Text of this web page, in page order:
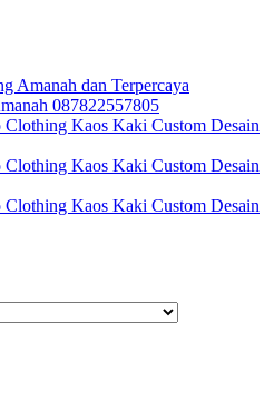
Amanah dan Terpercaya
087822557805
Kaos Kaki Custom Desain
Kaos Kaki Custom Desain
Kaos Kaki Custom Desain